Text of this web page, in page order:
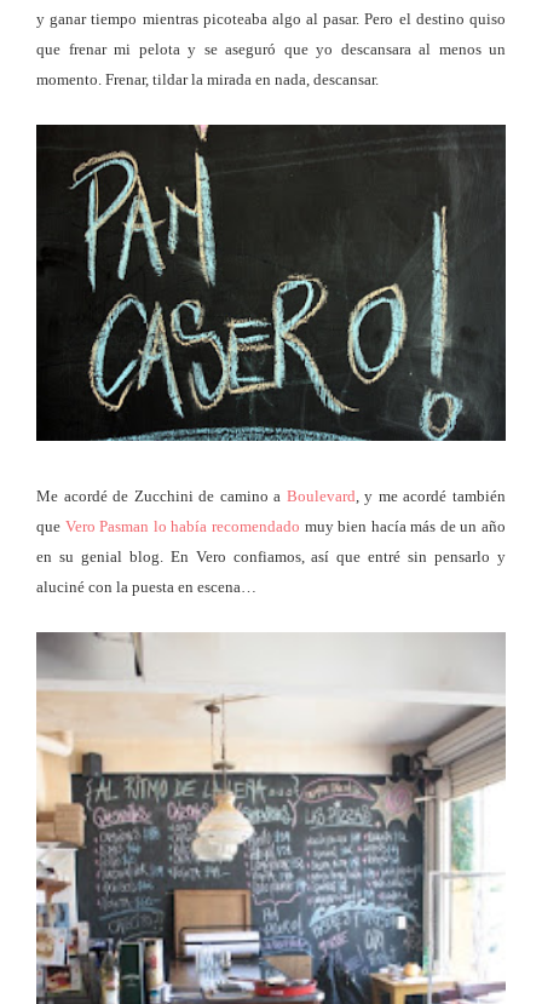
y ganar tiempo mientras picoteaba algo al pasar. Pero el destino quiso
que frenar mi pelota y se aseguró que yo descansara al menos un
momento. Frenar, tildar la mirada en nada, descansar.
Me acordé de Zucchini de camino a Boulevard , y me acordé también
que Vero Pasman lo había recomendado muy bien hacía más de un año
en su genial blog. En Vero confiamos, así que entré sin pensarlo y
aluciné con la puesta en escena…